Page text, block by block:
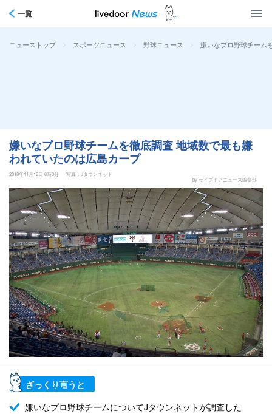
一覧
ニューストップ > スポーツニュース > 野球ニュース > 嫌いなプロ野球チーム
嫌いなプロ野球チームを徹底調査 地域数で最も嫌
われていたのは広島カープ
2018年11月16日 6時0分
写真：Jタウンネット
by ライブドアニュース編集部
ざっくり言うと
嫌いなプロ野球チームについてJタウンネットが調査した